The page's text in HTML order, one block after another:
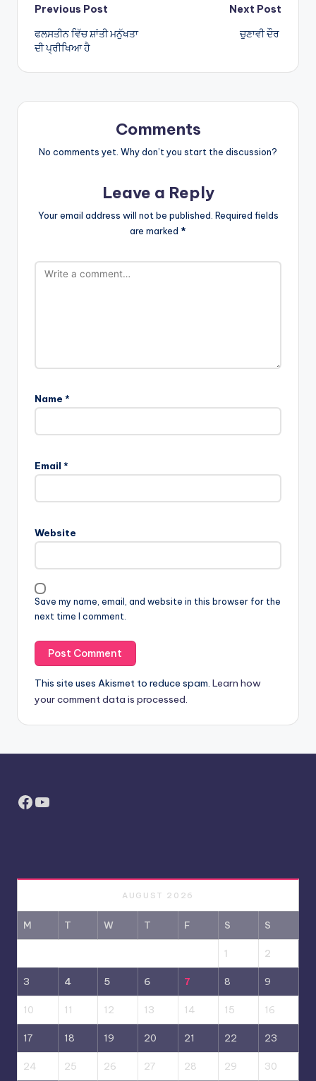
Post
navigation
Previous Post
ਫਲਸਤੀਨ ਵਿੱਚ ਸ਼ਾਂਤੀ ਮਨੁੱਖਤਾ
ਦੀ ਪ੍ਰੀਖਿਆ ਹੈ
Next Post
ਚੁਣਾਵੀ ਦੌਰ
Comments
No comments yet. Why don’t you start the discussion?
Leave a Reply
Your email address will not be published. Required fields
are marked *
Name *
Email *
Website
Save my name, email, and website in this browser for the
next time I comment.
This site uses Akismet to reduce spam. Learn how
your comment data is processed.
Facebook
YouTube
AUGUST 2026
M T W T F S S
1 2
3 4 5 6 7 8 9
10 11 12 13 14 15 16
17 18 19 20 21 22 23
24 25 26 27 28 29 30